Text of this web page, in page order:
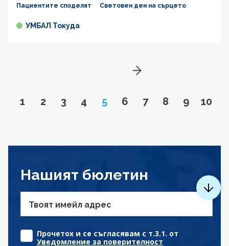
Пациентите споделят Световен ден на сърцето
УМБАЛ Токуда
Go to page
1 Go to page
2 Go to page
3 Go to page
4 Page
5 Go to page
6 Go to page
7 Go to page
8 Go to
9 Go
10
Go to next page
Нашият бюлетин
Твоят имейл адрес
Прочетох и се съгласявам с т.3.1. от
Уведомление за поверителност